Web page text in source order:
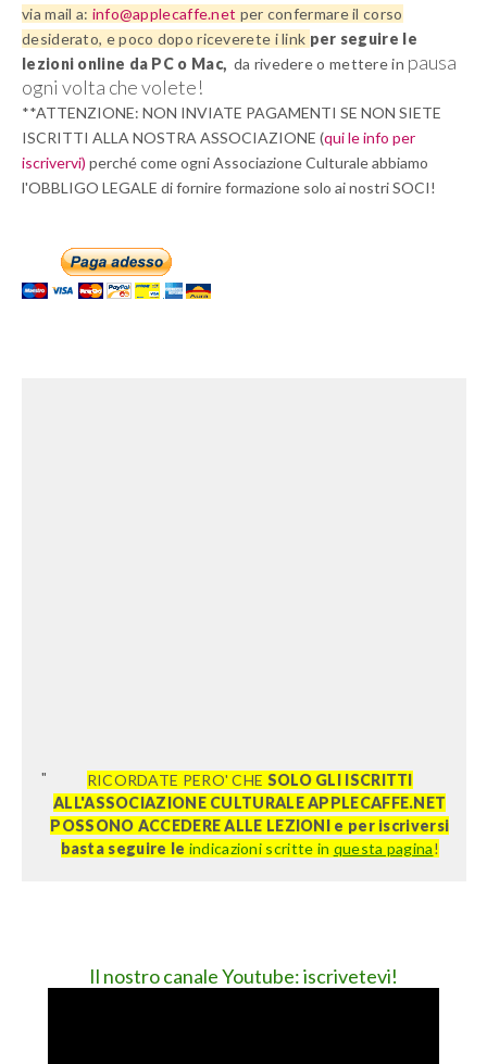
via mail a: info@applecaffe.net per confermare il corso
desiderato, e poco doporiceverete ilink per seguire le
lezioni online da PC o Mac, da rivedere o mettere in pausa
ogni volta che volete!
**ATTENZIONE: NON INVIATE PAGAMENTI SE NON SIETE
ISCRITTI ALLA NOSTRA ASSOCIAZIONE (qui le info per
iscrivervi) perché come ogni Associazione Culturale abbiamo
l'OBBLIGO LEGALE di fornire formazione solo ai nostri SOCI!
RICORDATE PERO' CHE SOLO GLI ISCRITTI
ALL'ASSOCIAZIONE CULTURALE APPLECAFFE.NET
POSSONO ACCEDERE ALLE LEZIONI e per iscriversi
basta seguire le indicazioni scritte in questa pagina!
Il nostro canale Youtube: iscrivetevi!